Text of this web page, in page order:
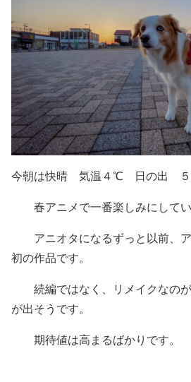
今朝は快晴 気温４℃ 日の出 ５
春アニメで一番楽しみにしてい
アニオタになるずっと以前、ア
初の作品です。
続編ではなく、リメイクなのが
が出そうです。
期待値は高まるばかりです。